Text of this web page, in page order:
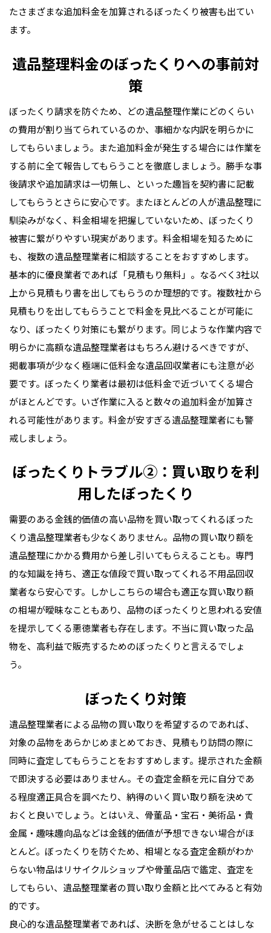
たさまざまな追加料金を加算されるぼったくり被害も出てい
ます。
遺品整理料金のぼったくりへの事前対
策
ぼったくり請求を防ぐため、どの遺品整理作業にどのくらい
の費用が割り当てられているのか、事細かな内訳を明らかに
してもらいましょう。また追加料金が発生する場合には作業を
する前に全て報告してもらうことを徹底しましょう。勝手な事
後請求や追加請求は一切無し、といった趣旨を契約書に記載
してもらうとさらに安心です。またほとんどの人が遺品整理に
馴染みがなく、料金相場を把握していないため、ぼったくり
被害に繋がりやすい現実があります。料金相場を知るために
も、複数の遺品整理業者に相談することをおすすめします。
基本的に優良業者であれば「見積もり無料」。なるべく3社以
上から見積もり書を出してもらうのか理想的です。複数社から
見積もりを出してもらうことで料金を見比べることが可能に
なり、ぼったくり対策にも繋がります。同じような作業内容で
明らかに高額な遺品整理業者はもちろん避けるべきですが、
掲載事項が少なく極端に低料金な遺品回収業者にも注意が必
要です。ぼったくり業者は最初は低料金で近づいてくる場合
がほとんどです。いざ作業に入ると数々の追加料金が加算さ
れる可能性があります。料金が安すぎる遺品整理業者にも警
戒しましょう。
ぼったくりトラブル②：買い取りを利
用したぼったくり
需要のある金銭的価値の高い品物を買い取ってくれるぼった
くり遺品整理業者も少なくありません。品物の買い取り額を
遺品整理にかかる費用から差し引いてもらえることも。専門
的な知識を持ち、適正な値段で買い取ってくれる不用品回収
業者なら安心です。しかしこちらの場合も適正な買い取り額
の相場が曖昧なこともあり、品物のぼったくりと思われる安値
を提示してくる悪徳業者も存在します。不当に買い取った品
物を、高利益で販売するためのぼったくりと言えるでしょ
う。
ぼったくり対策
遺品整理業者による品物の買い取りを希望するのであれば、
対象の品物をあらかじめまとめておき、見積もり訪問の際に
同時に査定してもらうことをおすすめします。提示された金額
で即決する必要はありません。その査定金額を元に自分であ
る程度適正具合を調べたり、納得のいく買い取り額を決めて
おくと良いでしょう。とはいえ、骨董品・宝石・美術品・貴
金属・趣味趣向品などは金銭的価値が予想できない場合がほ
とんど。ぼったくりを防ぐため、相場となる査定金額がわか
らない物品はリサイクルショップや骨董品店で鑑定、査定を
してもらい、遺品整理業者の買い取り金額と比べてみると有効
的です。
良心的な遺品整理業者であれば、決断を急がせることはしな